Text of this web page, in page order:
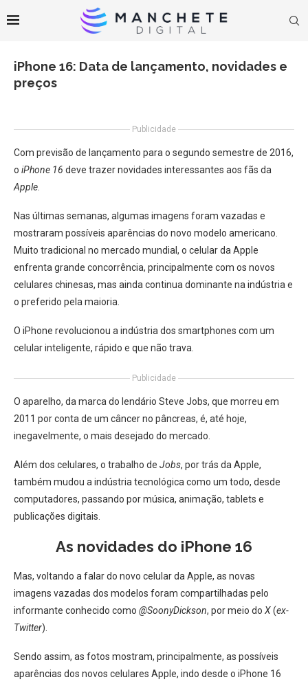
iPhone 16: Data de lançamento, novidades e
preços
Publicidade
​Com previsão de lançamento para o segundo semestre de 2016,
o iPhone 16 deve trazer novidades interessantes aos fãs da
Apple
Nas últimas semanas, algumas imagens foram vazadas e
mostraram possíveis aparências do novo modelo americano.
Muito tradicional no mercado mundial, o celular da Apple
enfrenta grande concorrência, principalmente com os novos
celulares chinesas, mas ainda continua dominante na indústria e
o preferido pela maioria.
O iPhone revolucionou a indústria dos smartphones com um
celular inteligente, rápido e que não trava.
Publicidade
O aparelho, da marca do lendário Steve Jobs, que morreu em
2011 por conta de um câncer no pâncreas, é, até hoje,
inegavelmente, o mais desejado do mercado.
Além dos celulares, o trabalho de Jobs, por trás da Apple,
também mudou a indústria tecnológica como um todo, desde
computadores, passando por música, animação, tablets e
publicações digitais.
As novidades do iPhone 16
Mas, voltando a falar do novo celular da Apple, as novas
imagens vazadas dos modelos foram compartilhadas pelo
informante conhecido como @SoonyDickson, por meio do X(ex-
Twitter).
Sendo assim, as fotos mostram, principalmente, as possíveis
aparências dos novos celulares Apple, indo desde o iPhone 16